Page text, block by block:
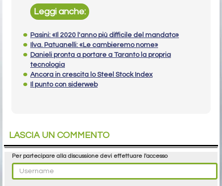
Leggi anche:
Pasini: «Il 2020 l'anno più difficile del mandato»
Ilva. Patuanelli: «Le cambieremo nome»
Danieli pronta a portare a Taranto la propria
tecnologia
Ancora in crescita lo Steel Stock Index
Il punto con siderweb
LASCIA UN COMMENTO
Per partecipare alla discussione devi effettuare l'accesso